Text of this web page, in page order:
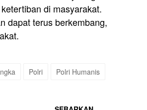
di masyarakat.
dapat terus berkembang,
Polri
Polri Humanis